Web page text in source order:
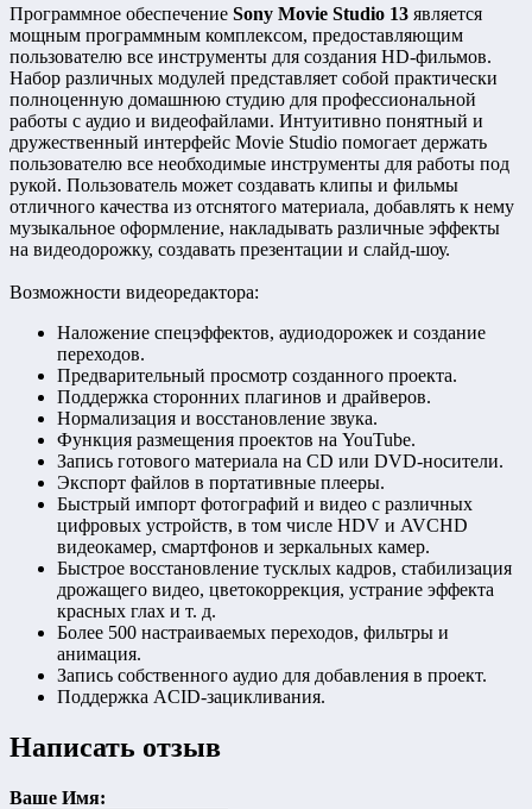
Программное обеспечение Sony Movie Studio 13 является
мощным программным комплексом, предоставляющим
пользователю все инструменты для создания HD-фильмов.
Набор различных модулей представляет собой практически
полноценную домашнюю студию для профессиональной
работы с аудио и видеофайлами. Интуитивно понятный и
дружественный интерфейс Movie Studio помогает держать
пользователю все необходимые инструменты для работы под
рукой. Пользователь может создавать клипы и фильмы
отличного качества из отснятого материала, добавлять к нему
музыкальное оформление, накладывать различные эффекты
на видеодорожку, создавать презентации и слайд-шоу.
Возможности видеоредактора:
Наложение спецэффектов, аудиодорожек и создание
переходов.
Предварительный просмотр созданного проекта.
Поддержка сторонних плагинов и драйверов.
Нормализация и восстановление звука.
Функция размещения проектов на YouTube.
Запись готового материала на CD или DVD-носители.
Экспорт файлов в портативные плееры.
Быстрый импорт фотографий и видео с различных
цифровых устройств, в том числе HDV и AVCHD
видеокамер, смартфонов и зеркальных камер.
Быстрое восстановление тусклых кадров, стабилизация
дрожащего видео, цветокоррекция, устрание эффекта
красных глах и т. д.
Более 500 настраиваемых переходов, фильтры и
анимация.
Запись собственного аудио для добавления в проект.
Поддержка ACID-зацикливания.
Написать отзыв
Ваше Имя: